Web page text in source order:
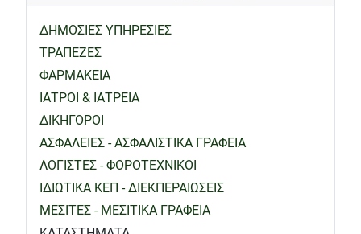
ΔΗΜΟΣΙΕΣ ΥΠΗΡΕΣΙΕΣ
ΤΡΑΠΕΖΕΣ
ΦΑΡΜΑΚΕΙΑ
ΙΑΤΡΟΙ & ΙΑΤΡΕΙΑ
ΔΙΚΗΓΟΡΟΙ
ΑΣΦΑΛΕΙΕΣ - ΑΣΦΑΛΙΣΤΙΚΑ ΓΡΑΦΕΙΑ
ΛΟΓΙΣΤΕΣ - ΦΟΡΟΤΕΧΝΙΚΟΙ
ΙΔΙΩΤΙΚΑ ΚΕΠ - ΔΙΕΚΠΕΡΑΙΩΣΕΙΣ
ΜΕΣΙΤΕΣ - ΜΕΣΙΤΙΚΑ ΓΡΑΦΕΙΑ